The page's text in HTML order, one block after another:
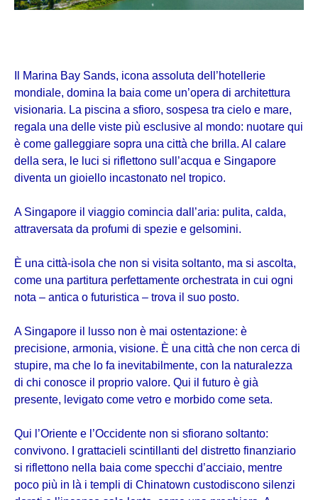
Il Marina Bay Sands, icona assoluta dell’hotellerie
mondiale, domina la baia come un’opera di architettura
visionaria. La piscina a sfioro, sospesa tra cielo e mare,
regala una delle viste più esclusive al mondo: nuotare qui
è come galleggiare sopra una città che brilla. Al calare
della sera, le luci si riflettono sull’acqua e Singapore
diventa un gioiello incastonato nel tropico.
A Singapore il viaggio comincia dall’aria: pulita, calda,
attraversata da profumi di spezie e gelsomini.
È una città-isola che non si visita soltanto, ma si ascolta,
come una partitura perfettamente orchestrata in cui ogni
nota – antica o futuristica – trova il suo posto.
A Singapore il lusso non è mai ostentazione: è
precisione, armonia, visione. È una città che non cerca di
stupire, ma che lo fa inevitabilmente, con la naturalezza
di chi conosce il proprio valore. Qui il futuro è già
presente, levigato come vetro e morbido come seta.
Qui l’Oriente e l’Occidente non si sfiorano soltanto:
convivono. I grattacieli scintillanti del distretto finanziario
si riflettono nella baia come specchi d’acciaio, mentre
poco più in là i templi di Chinatown custodiscono silenzi